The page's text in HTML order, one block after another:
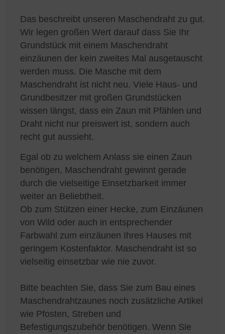
Das beschreibt unseren Maschendraht zu gut.
Wir legen großen Wert darauf dass Sie Ihr
Grundstück mit einem Maschendraht
einzäunen der kein zweites Mal ausgetauscht
werden muss. Die Masche mit dem
Maschendraht ist nicht neu. Viele Haus- und
Grundbesitzer mit großen Grundstücken
wissen längst, dass ein Zaun mit Pfählen und
Draht nicht nur preiswert ist, sondern auch
recht gut aussieht.
Egal ob zu welchem Anlass sie einen Zaun
benötigen, Maschendraht gewinnt gerade
durch die vielseitige Einsetzbarkeit immer
weiter an Beliebtheit.
Ob zum Stützen einer Hecke, zum Einzäunen
von Wild oder auch in entsprechender
Farbwahl zum einzäunen Ihres Hauses mit
geringem Kostenfaktor. Maschendraht ist so
vielseitig einsetzbar wie nie zuvor.
Bitte beachten Sie, dass Sie zum Bau eines
Maschendrahtzaunes noch zusätzliche Artikel
wie Pfosten, Streben und
Befestigungszubehör benötigen. Wenn Sie